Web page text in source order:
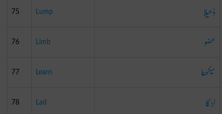
75 Lump ڈھیلا
76 Limb عضو
77 Learn سیکھنا
78 Lad لڑکا